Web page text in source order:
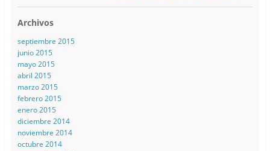
Archivos
septiembre 2015
junio 2015
mayo 2015
abril 2015
marzo 2015
febrero 2015
enero 2015
diciembre 2014
noviembre 2014
octubre 2014